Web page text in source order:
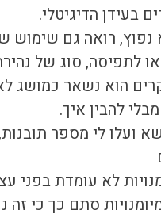
בעידן הדיגיטלי.
נפוץ, רואה גם שימוש
לתפיסה, סוג של
הוא נשאר כמושג
להבין איך.
ועלו לי מספר
לא עומדת בפני
סתם כך כי זה